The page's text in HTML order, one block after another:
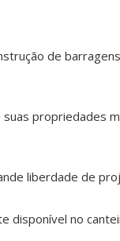
de
propriedades
liberdade de
disponível no